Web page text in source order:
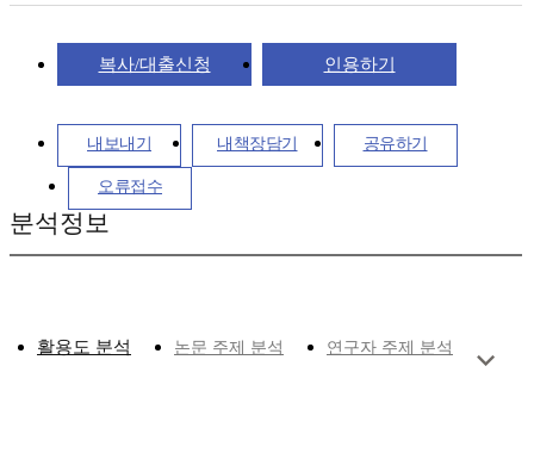
복사/대출신청 인용하기
내보내기 내책장담기 공유하기
오류접수
분석정보
활용도 분석 논문 주제 분석 연구자 주제 분석